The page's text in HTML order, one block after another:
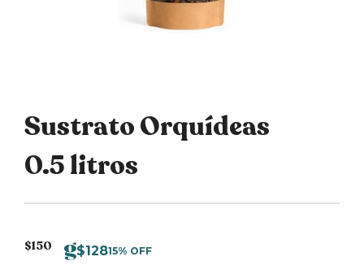
Sustrato Orquídeas
0.5 litros
$150 $12815% OFF